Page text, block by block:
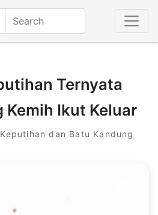
Ternyata
Kemih Ikut Keluar
dan Batu Kandung